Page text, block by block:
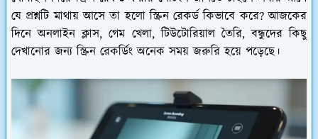
যে প্রশ্নটি মাথায় আসে তা হলো স্ক্রিন রেকর্ড কিভাবে করে? আজকের
দিনে অনলাইন ক্লাস, গেম খেলা, টিউটোরিয়াল তৈরি, বন্ধুদের কিছু
দেখানোর জন্য স্ক্রিন রেকর্ডিং অনেক সময় জরুরি হয়ে পড়েছে।